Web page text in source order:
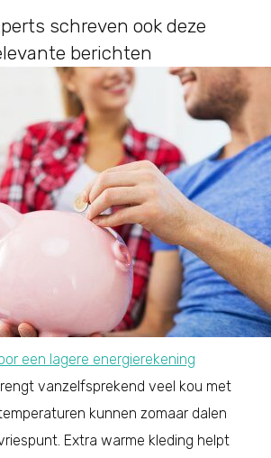
schreven ook deze
berichten
een lagere energierekening
vanzelfsprekend veel kou met
kunnen zomaar dalen
Extra warme kleding helpt